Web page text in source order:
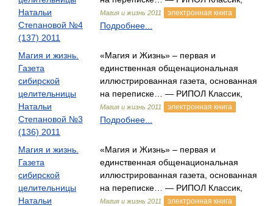
Натальи
Степановой №4
(137) 2011
Магия и жизнь 2011 электронная книга
Подробнее...
Магия и жизнь.
Газета
сибирской
целительницы
Натальи
Степановой №3
(136) 2011
«Магия и Жизнь» – первая и
единственная общенациональная
иллюстрированная газета, основанная
на переписке… — РИПОЛ Классик,
Магия и жизнь 2011 электронная книга
Подробнее...
Магия и жизнь.
Газета
сибирской
целительницы
Натальи
«Магия и Жизнь» – первая и
единственная общенациональная
иллюстрированная газета, основанная
на переписке… — РИПОЛ Классик,
Магия и жизнь 2011 электронная книга